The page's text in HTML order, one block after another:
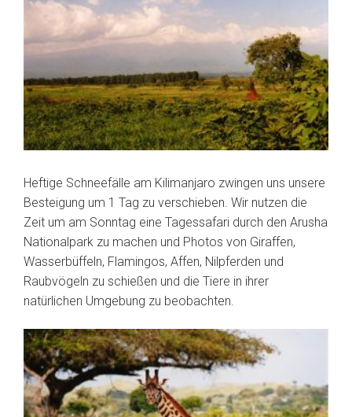
Heftige Schneefälle am Kilimanjaro zwingen uns unsere
Besteigung um 1 Tag zu verschieben. Wir nutzen die
Zeit um am Sonntag eine Tagessafari durch den Arusha
Nationalpark zu machen und Photos von Giraffen,
Wasserbüffeln, Flamingos, Affen, Nilpferden und
Raubvögeln zu schießen und die Tiere in ihrer
natürlichen Umgebung zu beobachten.